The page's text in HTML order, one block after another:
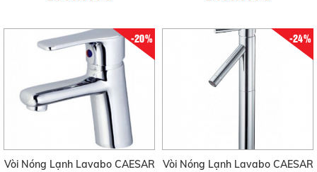
-20%
Vòi Nóng Lạnh Lavabo CAESAR
-24%
Vòi Nóng Lạnh Lavabo CAESAR